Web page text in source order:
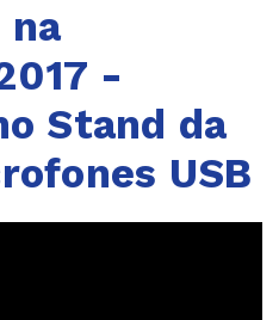
na
-
Stand da
USB